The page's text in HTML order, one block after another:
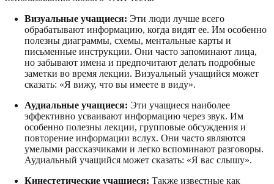
Визуальные учащиеся: Эти люди лучше всего
обрабатывают информацию, когда видят ее. Им особенно
полезны диаграммы, схемы, ментальные карты и
письменные инструкции. Они часто запоминают лица,
но забывают имена и предпочитают делать подробные
заметки во время лекции. Визуальный учащийся может
сказать: «Я вижу, что вы имеете в виду».
Аудиальные учащиеся: Эти учащиеся наиболее
эффективно усваивают информацию через звук. Им
особенно полезны лекции, групповые обсуждения и
повторение информации вслух. Они часто являются
умелыми рассказчиками и легко вспоминают разговоры.
Аудиальный учащийся может сказать: «Я вас слышу».
Кинестетические учащиеся: Также известные как